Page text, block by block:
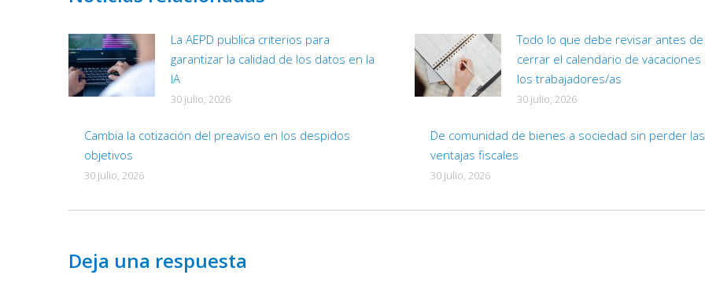
La AEPD publica criterios para
garantizar la calidad de los datos en la
IA
30 julio, 2026
Todo lo que debe revisar antes de
cerrar el calendario de vacaciones
los trabajadores/as
30 julio, 2026
Cambia la cotización del preaviso en los despidos
objetivos
30 julio, 2026
De comunidad de bienes a sociedad sin perder las
ventajas fiscales
30 julio, 2026
Deja una respuesta